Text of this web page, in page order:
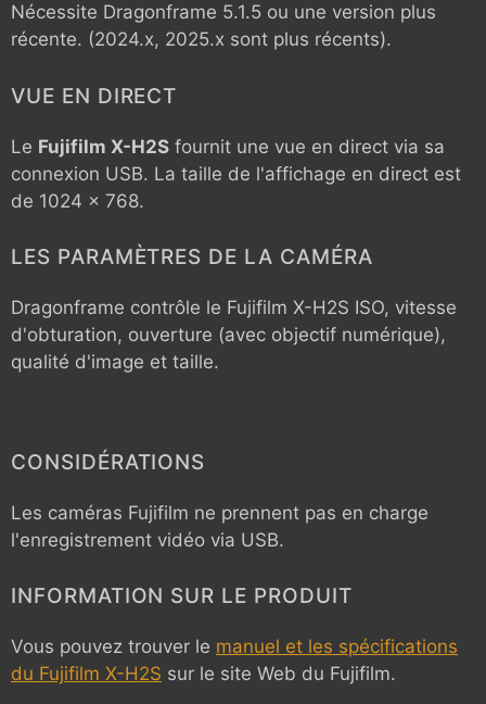
Nécessite Dragonframe 5.1.5 ou une version plus
récente. (2024.x, 2025.x sont plus récents).
VUE EN DIRECT
Le Fujifilm X-H2S fournit une vue en direct via sa
connexion USB. La taille de l'affichage en direct est
de 1024 x 768.
LES PARAMÈTRES DE LA CAMÉRA
Dragonframe contrôle le Fujifilm X-H2S ISO, vitesse
d'obturation, ouverture (avec objectif numérique),
qualité d'image et taille.
CONSIDÉRATIONS
Les caméras Fujifilm ne prennent pas en charge
l'enregistrement vidéo via USB.
INFORMATION SUR LE PRODUIT
Vous pouvez trouver le manuel et les spécifications
du Fujifilm X-H2S sur le site Web du Fujifilm.